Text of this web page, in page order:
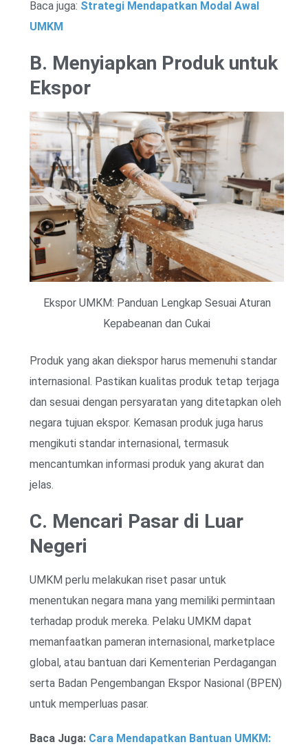
Baca juga: Strategi Mendapatkan Modal Awal
UMKM
B. Menyiapkan Produk untuk
Ekspor
Ekspor UMKM: Panduan Lengkap Sesuai Aturan
Kepabeanan dan Cukai
Produk yang akan diekspor harus memenuhi standar
internasional. Pastikan kualitas produk tetap terjaga
dan sesuai dengan persyaratan yang ditetapkan oleh
negara tujuan ekspor. Kemasan produk juga harus
mengikuti standar internasional, termasuk
mencantumkan informasi produk yang akurat dan
jelas.
C. Mencari Pasar di Luar
Negeri
UMKM perlu melakukan riset pasar untuk
menentukan negara mana yang memiliki permintaan
terhadap produk mereka. Pelaku UMKM dapat
memanfaatkan pameran internasional, marketplace
global, atau bantuan dari Kementerian Perdagangan
serta Badan Pengembangan Ekspor Nasional (BPEN)
untuk memperluas pasar.
Baca Juga: Cara Mendapatkan Bantuan UMKM: